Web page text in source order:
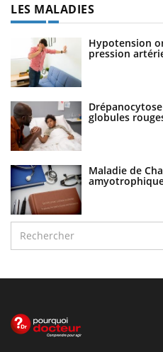
LES MALADIES
Hypotension
pression
globules
Maladie de